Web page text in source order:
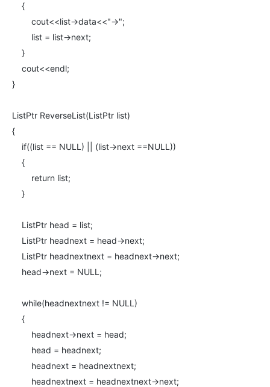
{
cout<<list->data<<"->";
list = list->next;
}
cout<<endl;
}
ListPtr ReverseList(ListPtr list)
{
if((list == NULL) || (list->next ==NULL))
{
return list;
}
ListPtr head = list;
ListPtr headnext = head->next;
ListPtr headnextnext = headnext->next;
head->next = NULL;
while(headnextnext != NULL)
{
headnext->next = head;
head = headnext;
headnext = headnextnext;
headnextnext = headnextnext->next;